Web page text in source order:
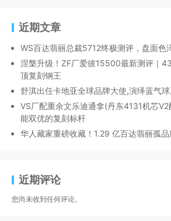
近期文章
WS百达翡丽总裁5712终极测评，盘面色
涅槃升级！ZF厂爱彼15500最新测评｜
顶复刻钢王
舒淇出任卡地亚全球品牌大使,演绎蓝气
VS厂配重余文乐迪通拿(丹东4131机芯
能双优的复刻标杆
华人藏家重磅收藏！1.29 亿百达翡丽孤
近期评论
您尚未收到任何评论。